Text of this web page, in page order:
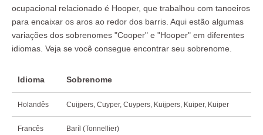
ocupacional relacionado é Hooper, que trabalhou com tanoeiros
para encaixar os aros ao redor dos barris. Aqui estão algumas
variações dos sobrenomes "Cooper" e "Hooper" em diferentes
idiomas. Veja se você consegue encontrar seu sobrenome.
Idioma Sobrenome
Holandês Cuijpers, Cuyper, Cuypers, Kuijpers, Kuiper, Kuiper
Francês Baríl (Tonnellier)